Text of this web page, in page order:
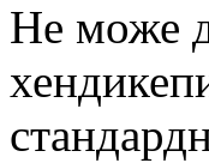
Не може